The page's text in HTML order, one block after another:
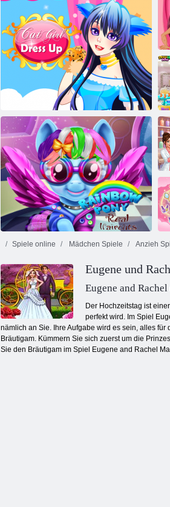
Katzenmädchen verkleiden sich
Regenbogen Pony echte Frisuren
Spiele online Mädchen Spiele Anzieh
Eugene und
Eugene and
Der Hochzeitstag ist
perfekt wird. Im Spiel
nämlich an Sie. Ihre Aufgabe wird es sein, alles
Bräutigam. Kümmern Sie sich zuerst um die
Sie den Bräutigam im Spiel Eugene and Rachel